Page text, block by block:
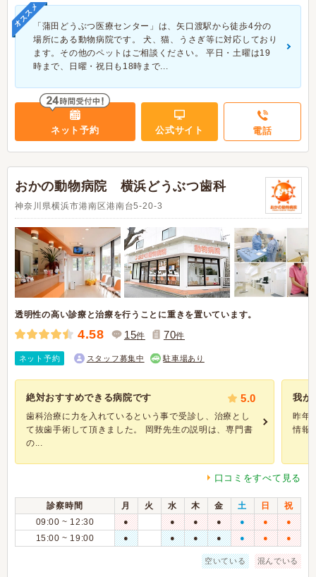
オススメ「蒲田どうぶつ医療センター」は、矢口渡駅から徒歩4分の
場所にある動物病院です。 犬、猫、うさぎ等に対応しており
ます。その他のペットはご相談ください。 平日・土曜は19
時まで、日曜・祝日も18時まで...
ネット予約 公式サイト 電話
おかの動物病院 横浜どうぶつ歯科
神奈川県横浜市港南区港南台5-20-3
透明性の高い診療と治療を行うことに重きを置いています。
4.58 15件 70件
ネット予約 スタッフ募集中 駐車場あり
絶対おすすめできる病院です 5.0
歯科治療に力を入れているという事で受診し、治療とし
て抜歯手術して頂きました。 岡野先生の説明は、専門書
の...
我が
昨年
情報
口コミをすべて見る
診察時間 月 火 水 木 金 土 日
祝
09:00 ~ 12:30
● ● ● ● ● ● ●
15:00 ~ 19:00 ● ● ● ● ● ● ●
空いている 混んでいる